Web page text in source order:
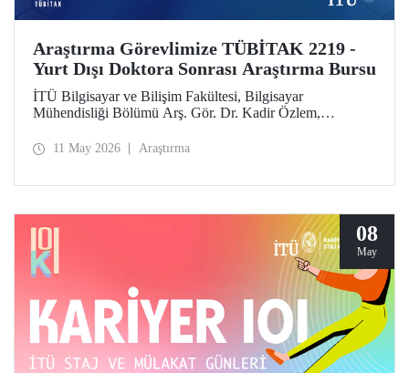
Araştırma Görevlimize TÜBİTAK 2219 -
Yurt Dışı Doktora Sonrası Araştırma Bursu
İTÜ Bilgisayar ve Bilişim Fakültesi, Bilgisayar
Mühendisliği Bölümü Arş. Gör. Dr. Kadir Özlem,
Burs Programı kapsamında desteklenmeye layık görüldü.
11 May 2026 Araştırma
08
May